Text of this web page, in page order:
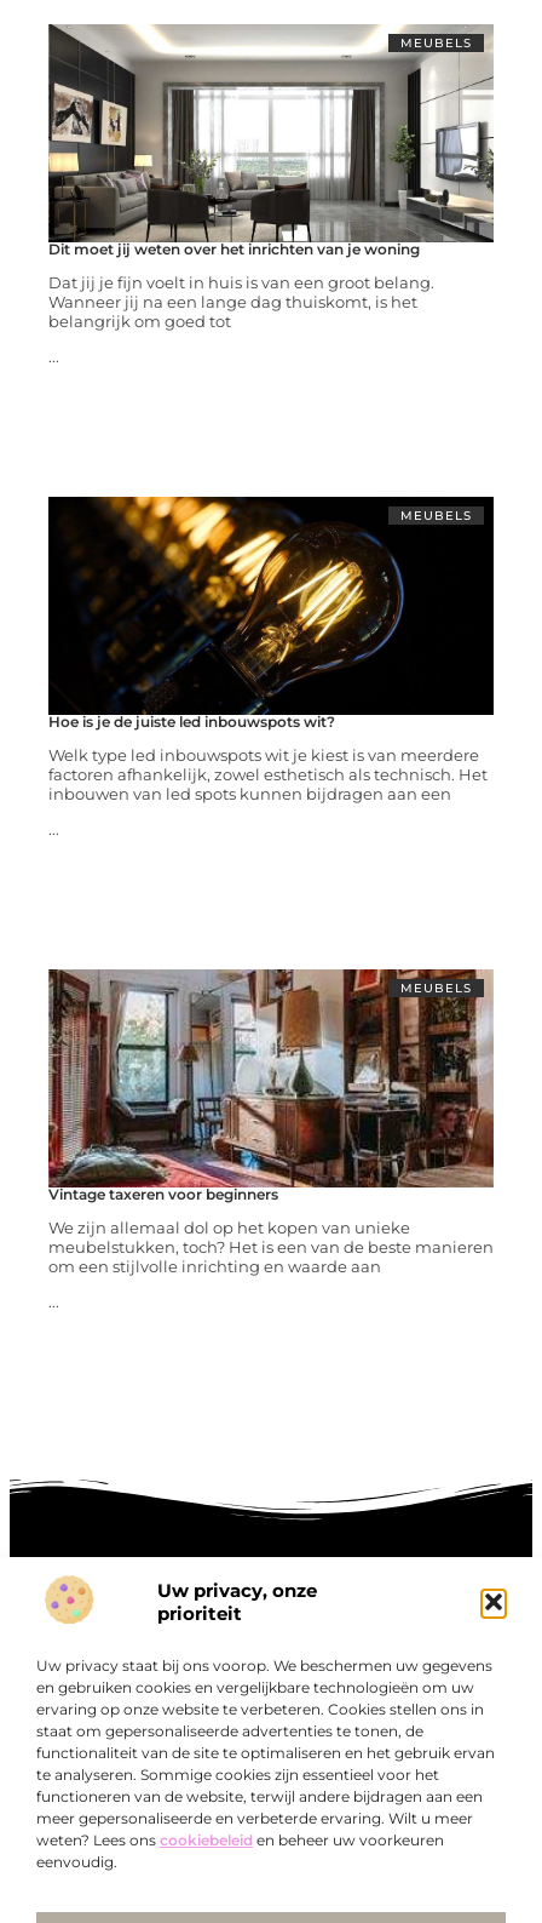
Uw privacy, onze
prioriteit
Uw privacy staat bij ons voorop. We beschermen uw gegevens
en gebruiken cookies en vergelijkbare technologieën om uw
ervaring op onze website te verbeteren. Cookies stellen ons in
staat om gepersonaliseerde advertenties te tonen, de
functionaliteit van de site te optimaliseren en het gebruik ervan
te analyseren. Sommige cookies zijn essentieel voor het
functioneren van de website, terwijl andere bijdragen aan een
meer gepersonaliseerde en verbeterde ervaring. Wilt u meer
weten? Lees ons cookiebeleid en beheer uw voorkeuren
eenvoudig.
MEUBELS
Dit moet jij weten over het inrichten van je woning
Dat jij je fijn voelt in huis is van een groot belang.
Wanneer jij na een lange dag thuiskomt, is het
belangrijk om goed tot
...
MEUBELS
Hoe is je de juiste led inbouwspots wit?
Welk type led inbouwspots wit je kiest is van meerdere
factoren afhankelijk, zowel esthetisch als technisch. Het
inbouwen van led spots kunnen bijdragen aan een
...
MEUBELS
Vintage taxeren voor beginners
We zijn allemaal dol op het kopen van unieke
meubelstukken, toch? Het is een van de beste manieren
om een stijlvolle inrichting en waarde aan
...
Over
Bedrijf
“Ontdek een wereld van boeiende blogs en artikelen die
je zowel inspireren als informeren.”
Bij Exclusiefbedrijf.nl draait alles om het leveren van
kwalitatieve inzichten en verhalen die jouw dagelijks leven
verrijken en je uitdagen om verder te denken.
Onze informatie